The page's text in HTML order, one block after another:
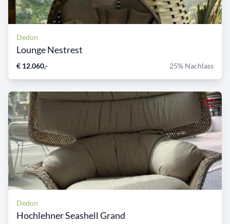
Dedon
Lounge Nestrest
€ 12.060,- 25% Nachlass
Dedon
Hochlehner Seashell Grand